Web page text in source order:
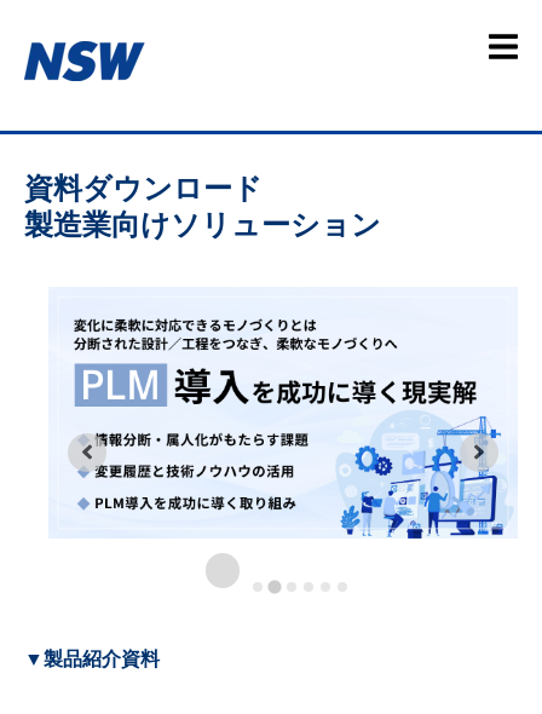
資料ダウンロード
製造業向けソリューション
▼製品紹介資料